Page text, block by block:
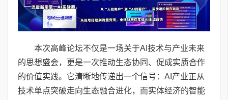
本次高峰论坛不仅是一场关于AI技术与产业未来
的思想盛会，更是一次推动生态协同、促成实质合作
的价值实践。它清晰地传递出一个信号：AI产业正从
技术单点突破走向生态融合进化，而实体经济的智能